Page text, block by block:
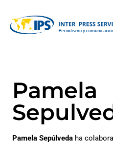
Pamela
Pamela Sepúlveda ha